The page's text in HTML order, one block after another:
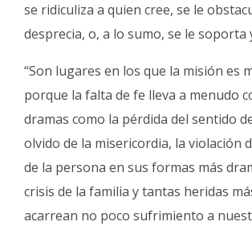
se ridiculiza a quien cree, se le
desprecia, o, a lo sumo, se le soporta
“Son lugares en los que la misión es
porque la falta de fe lleva a menudo
dramas como la pérdida del sentido
olvido de la misericordia, la violación
de la persona en sus formas más
crisis de la familia y tantas heridas
acarrean no poco sufrimiento a